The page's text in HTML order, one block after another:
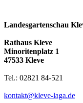
Landesgartenschau
Rathaus Kleve
Minoritenplatz 1
47533 Kleve
Tel.: 02821 84-521
kontakt@kleve-laga.de